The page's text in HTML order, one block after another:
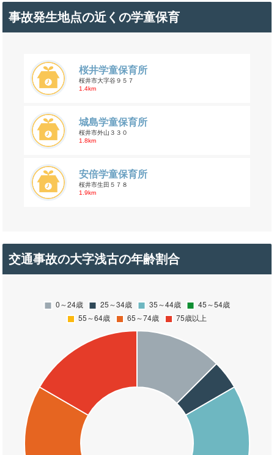
事故発生地点の近くの学童保育
桜井学童保育所
桜井市大字谷９５７
1.4km
城島学童保育所
桜井市外山３３０
1.8km
安倍学童保育所
桜井市生田５７８
1.9km
交通事故の大字浅古の年齢割合